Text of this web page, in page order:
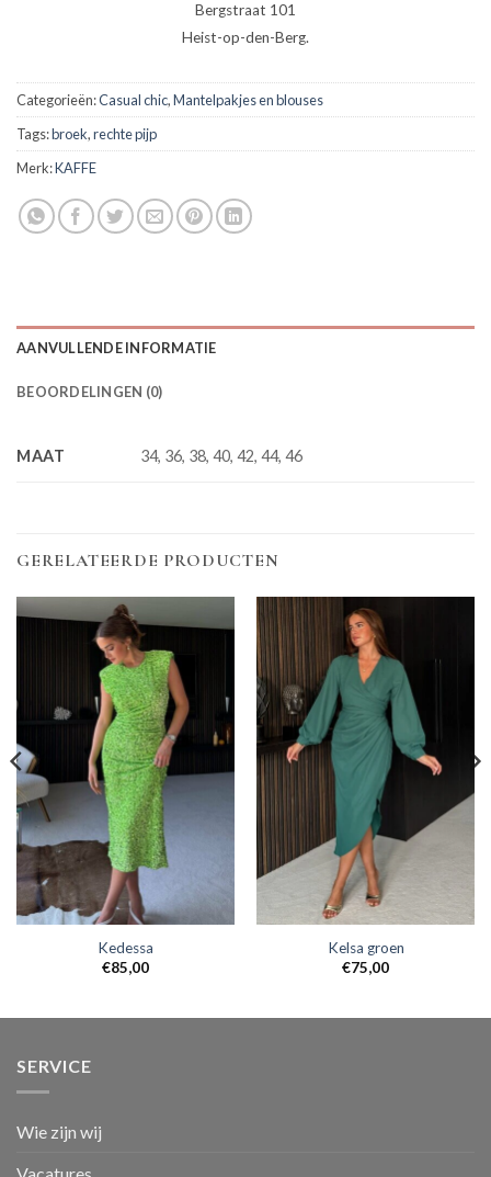
Bergstraat 101
Heist-op-den-Berg.
Categorieën:Casual chic,Mantelpakjes en blouses
Tags:broek,rechte pijp
Merk:KAFFE
AANVULLENDE INFORMATIE
BEOORDELINGEN (0)
MAAT 34, 36, 38, 40, 42, 44, 46
GERELATEERDE PRODUCTEN
Kedessa
€85,00
Kelsa groen
€75,00
SERVICE
Wie zijn wij